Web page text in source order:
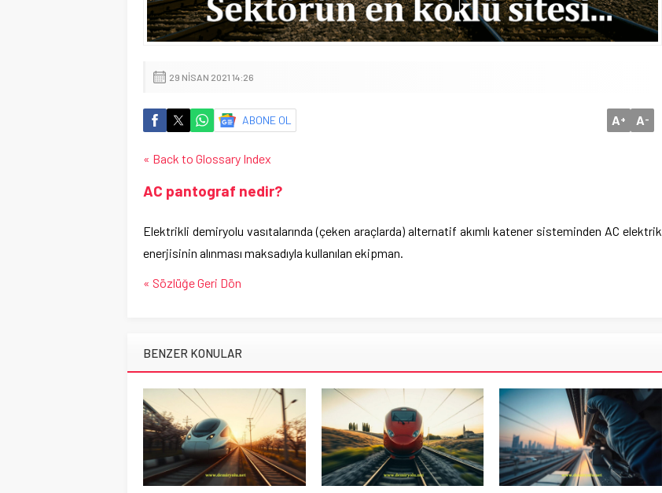
29 NISAN 2021 14:26
ABONE OL A+ A-
« Back to Glossary Index
AC pantograf nedir?
Elektrikli demiryolu vasıtalarında (çeken araçlarda) alternatif akımlı katener sisteminden AC elektrik
enerjisinin alınması maksadıyla kullanılan ekipman.
« Sözlüğe Geri Dön
BENZER KONULAR